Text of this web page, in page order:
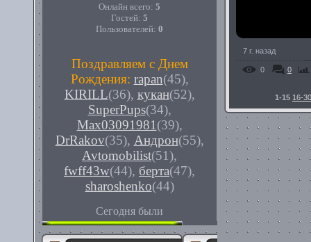
Онлайн всего: 5
Гостей: 5
Пользователей: 0
Поздравляем с Днем
Рождения: rapan(45),
KIRILL(36), кукан(52),
SuperPups(34),
Max03091981 (39),
DrRakov(35), Андрон(55),
Avtomobilist(51),
fwff43w(44), берта(47),
sharoshenko(44)
Сегодня были
7 г. назад
0 0
1-15 16-30